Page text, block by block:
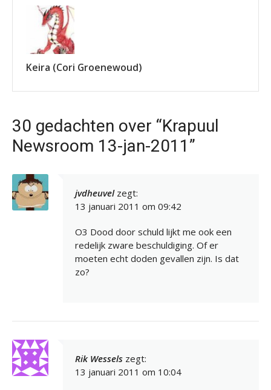
Keira (Cori Groenewoud)
30 gedachten over “Krapuul
Newsroom 13-jan-2011”
jvdheuvel zegt:
13 januari 2011 om 09:42
O3 Dood door schuld lijkt me ook een
redelijk zware beschuldiging. Of er
moeten echt doden gevallen zijn. Is dat
zo?
Rik Wessels zegt:
13 januari 2011 om 10:04